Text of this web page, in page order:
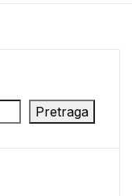
Pretraga